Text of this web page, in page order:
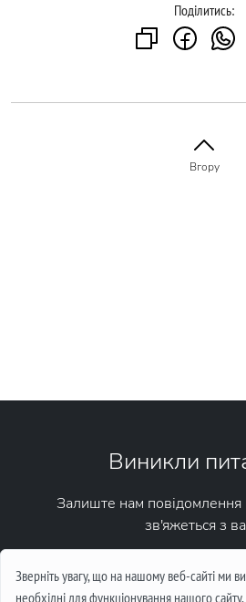
Зверніть увагу, що на нашому веб-сайті ми
необхідні для функціонування нашого
Поділитись:
Вгору
Виникли
Залиште нам
зв'яжеться з
Написати